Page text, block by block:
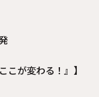
こが変わる！』】